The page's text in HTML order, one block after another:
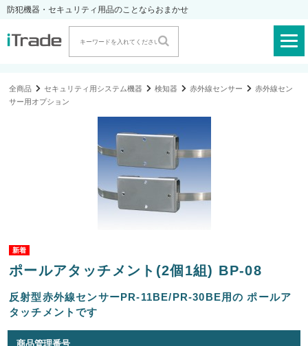
防犯機器・セキュリティ用品のことならおまかせ
全商品 セキュリティ用システム機器 検知器 赤外線センサー
赤外線セン
サー用オプション
ポールアタッチメント(2個1組) BP-08
反射型赤外線センサーPR-11BE/PR-30BE用の ポールア
タッチメントです
商品管理番号